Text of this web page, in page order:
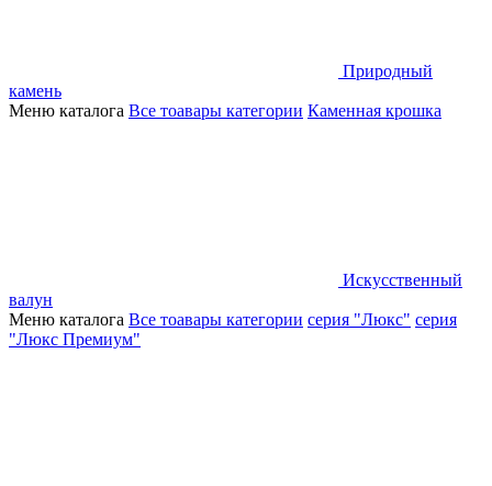
Природный
камень
Меню каталога Все тоавары категории Каменная крошка
Искусственный
валун
Меню каталога Все тоавары категории серия "Люкс" серия
"Люкс Премиум"